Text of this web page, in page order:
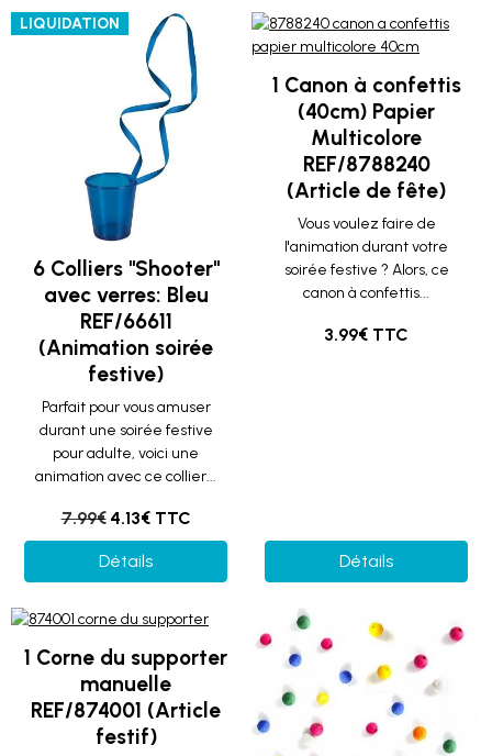
LIQUIDATION
6 Colliers "Shooter"
avec verres: Bleu
REF/66611
(Animation soirée
festive)
Parfait pour vous amuser
durant une soirée festive
pour adulte, voici une
animation avec ce collier...
7.99€ 4.13€ TTC
Détails
1 Canon à confettis
(40cm) Papier
Multicolore
REF/8788240
(Article de fête)
Vous voulez faire de
l'animation durant votre
soirée festive ? Alors, ce
canon à confettis...
3.99€ TTC
Détails
1 Corne du supporter
manuelle
REF/874001 (Article
festif)